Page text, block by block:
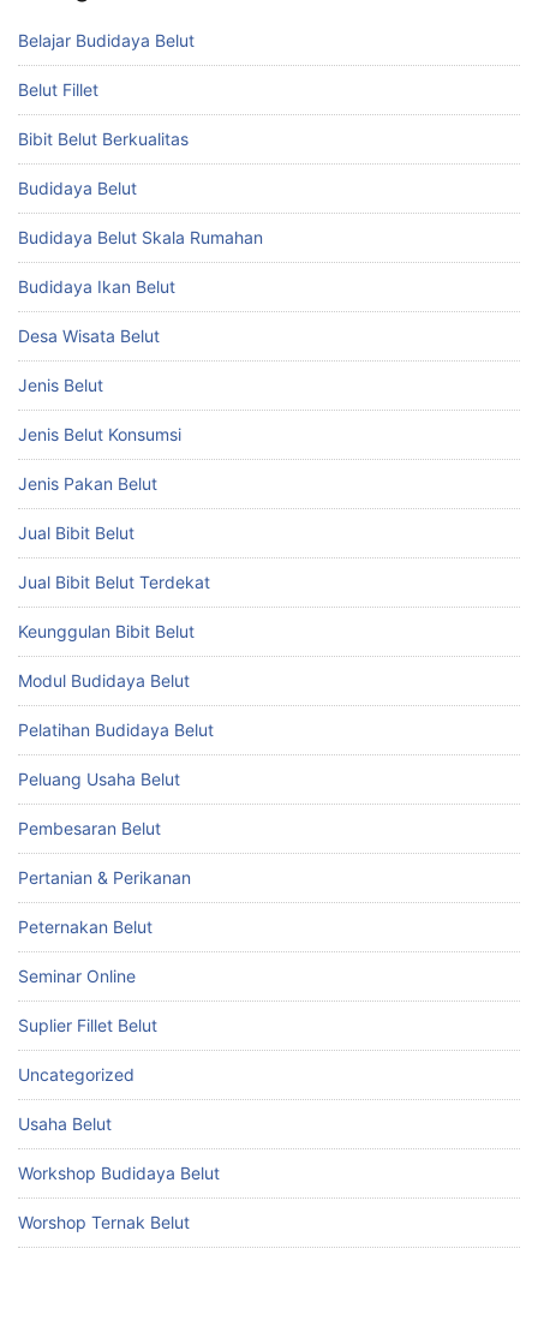
Belajar Budidaya Belut
Belut Fillet
Bibit Belut Berkualitas
Budidaya Belut
Budidaya Belut Skala Rumahan
Budidaya Ikan Belut
Desa Wisata Belut
Jenis Belut
Jenis Belut Konsumsi
Jenis Pakan Belut
Jual Bibit Belut
Jual Bibit Belut Terdekat
Keunggulan Bibit Belut
Modul Budidaya Belut
Pelatihan Budidaya Belut
Peluang Usaha Belut
Pembesaran Belut
Pertanian & Perikanan
Peternakan Belut
Seminar Online
Suplier Fillet Belut
Uncategorized
Usaha Belut
Workshop Budidaya Belut
Worshop Ternak Belut